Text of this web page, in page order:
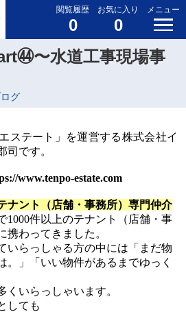
閲覧履歴
0
お気に入り
0
メニュー
㊹〜水道工事現場事
グ
ステート」を運営する株式会社イ
司です。
www.tenpo-estate.com
ナント（店舗・事務所）専門仲介
1000件以上のテナント（店舗・事
携わってきました。
いらっしゃる方の中には「まだ物
。」「いい物件があるまでゆっく
くいらっしゃいます。
しても